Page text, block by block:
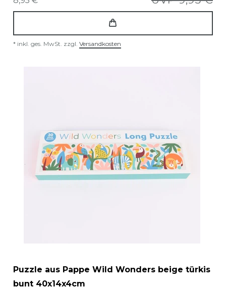
* inkl. ges. MwSt. zzgl. Versandkosten
Puzzle aus Pappe Wild Wonders beige türkis
bunt 40x14x4cm